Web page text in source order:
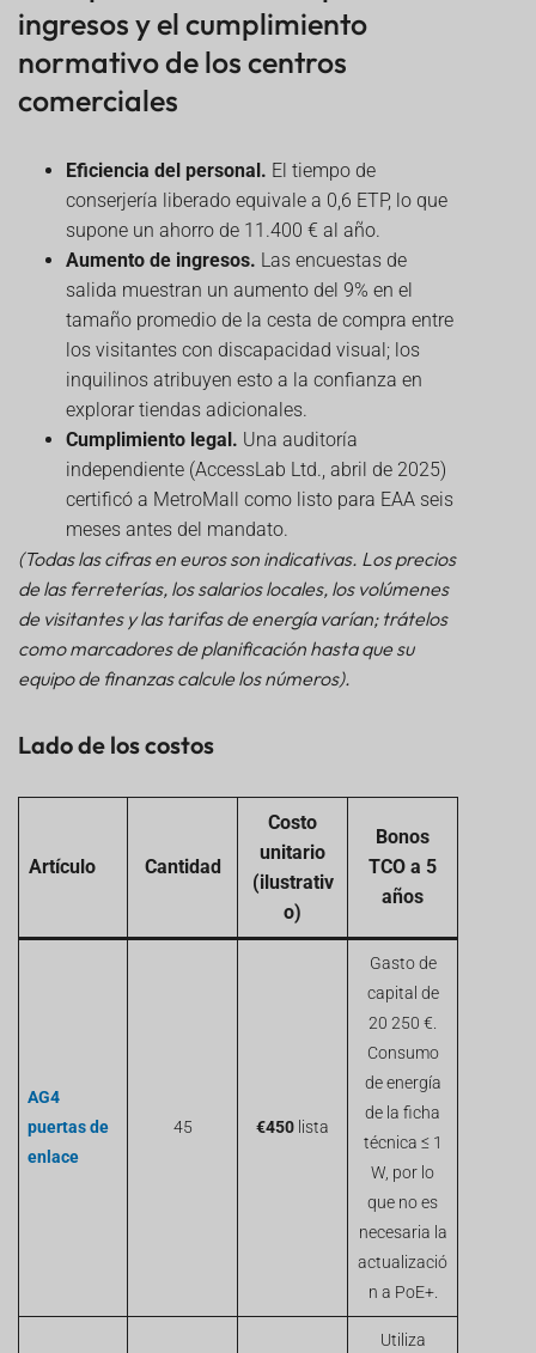
ingresos y el cumplimiento
normativo de los centros
comerciales
Eficiencia del personal. El tiempo de
conserjería liberado equivale a 0,6 ETP, lo que
supone un ahorro de 11.400 € al año.
Aumento de ingresos. Las encuestas de
salida muestran un aumento del 9% en el
tamaño promedio de la cesta de compra entre
los visitantes con discapacidad visual; los
inquilinos atribuyen esto a la confianza en
explorar tiendas adicionales.
Cumplimiento legal. Una auditoría
independiente (AccessLab Ltd., abril de 2025)
certificó a MetroMall como listo para EAA seis
meses antes del mandato.
(Todas las cifras en euros son indicativas. Los precios
de las ferreterías, los salarios locales, los volúmenes
de visitantes y las tarifas de energía varían; trátelos
como marcadores de planificación hasta que su
equipo de finanzas calcule los números).
Lado de los costos
Artículo Cantidad
Costo
unitario
(ilustrativ
o)
Bonos
TCO a 5
años
AG4
puertas de
enlace
45 €450 lista
Gasto de
capital de
20 250 €.
Consumo
de energía
de la ficha
técnica ≤ 1
W, por lo
que no es
necesaria la
actualizació
n a PoE+.
Utiliza